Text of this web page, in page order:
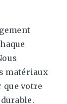
matériaux
votre